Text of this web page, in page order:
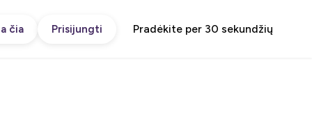
čia Prisijungti Pradėkite per 30 sekundžių